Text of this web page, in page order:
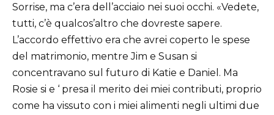
Sorrise, ma c’era dell’acciaio nei suoi occhi. «Vedete,
tutti, c’è qualcos’altro che dovreste sapere.
L’accordo effettivo era che avrei coperto le spese
del matrimonio, mentre Jim e Susan si
concentravano sul futuro di Katie e Daniel. Ma
Rosie si e ‘ presa il merito dei miei contributi, proprio
come ha vissuto con i miei alimenti negli ultimi due